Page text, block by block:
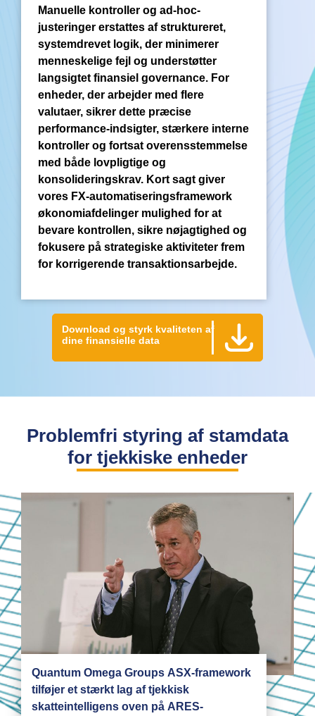
Manuelle kontroller og ad-hoc-
justeringer erstattes af struktureret,
systemdrevet logik, der minimerer
menneskelige fejl og understøtter
langsigtet finansiel governance. For
enheder, der arbejder med flere
valutaer, sikrer dette præcise
performance-indsigter, stærkere interne
kontroller og fortsat overensstemmelse
med både lovpligtige og
konsolideringskrav. Kort sagt giver
vores FX-automatiseringsframework
økonomiafdelinger mulighed for at
bevare kontrollen, sikre nøjagtighed og
fokusere på strategiske aktiviteter frem
for korrigerende transaktionsarbejde.
Download og styrk kvaliteten af
dine finansielle data
Problemfri styring af stamdata
for tjekkiske enheder
Quantum Omega Groups ASX-framework
tilføjer et stærkt lag af tjekkisk
skatteintelligens oven på ARES-